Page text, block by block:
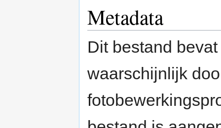
Metadata
Dit bestand
waarschijnlijk